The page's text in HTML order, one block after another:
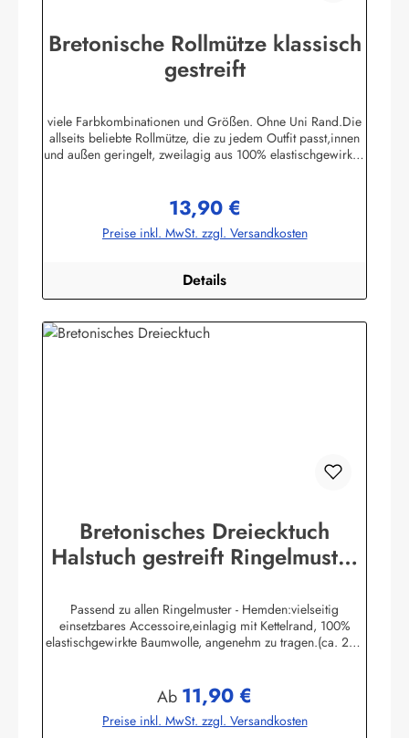
Bretonische Rollmütze klassisch
gestreift
viele Farbkombinationen und Größen. Ohne Uni Rand.Die
allseits beliebte Rollmütze, die zu jedem Outfit passt,innen
und außen geringelt, zweilagig aus 100% elastischgewirkter
zu allen Ringelmuster - Hemden. Größe 0 - bis 46 cm
Kopfumfang (bis 18 Monate)Größe 1 - bis 52 cm
Kopfumfang (Kleinkinder)Größe 2 - bis 55 cm Kopfumfang
cm Kopfumfang Herstellerinformationen:AS
Bekleidungswerk GmbHHeglitzer Str. 1226409
Wittmundinfo@modas-bekleidung.de
Regulärer Preis:
13,90 €
Preise inkl. MwSt. zzgl. Versandkosten
Details
Bretonisches Dreiecktuch
Halstuch gestreift Ringelmuster
Passend zu allen Ringelmuster - Hemden:vielseitig
einsetzbares Accessoire,einlagig mit Kettelrand, 100%
elastischgewirkte Baumwolle, angenehm zu tragen.(ca. 225
Bekleidungswerk GmbHHeglitzer Str. 1226409
Wittmundinfo@modas-bekleidung.de
Regulärer Preis:
Ab 11,90 €
Preise inkl. MwSt. zzgl. Versandkosten